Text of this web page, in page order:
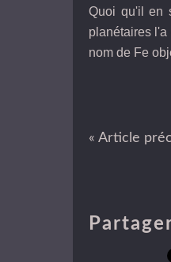
Quoi qu'il en
planétaires
nom de Fe
« Article